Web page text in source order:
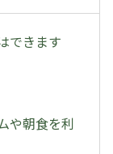
できます
や朝食を利